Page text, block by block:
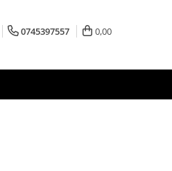
0745397557 0,00